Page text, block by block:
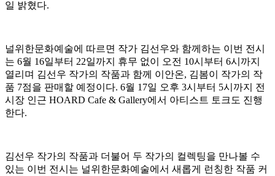
일 밝혔다.
널위한문화예술에 따르면 작가 김선우와 함께하는 이번 전시
는 6월 16일부터 22일까지 휴무 없이 오전 10시부터 6시까지
열리며 김선우 작가의 작품과 함께 이안온, 김봄이 작가의 작
품 7점을 판매할 예정이다. 6월 17일 오후 3시부터 5시까지 전
시장 인근 HOARD Cafe & Gallery에서 아티스트 토크도 진행
한다.
김선우 작가의 작품과 더불어 두 작가의 컬렉팅을 만나볼 수
있는 이번 전시는 널위한문화예술에서 새롭게 런칭한 작품 커